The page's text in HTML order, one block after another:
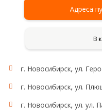
Адреса
В
г. Новосибирск, ул.
г. Новосибирск, ул.
г. Новосибирск, ул. ул.